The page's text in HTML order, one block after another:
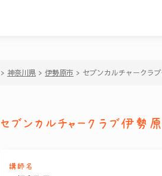
> 神奈川県 > 伊勢原市 > セブンカルチャークラ
セブンカルチャークラブ伊勢
講師名